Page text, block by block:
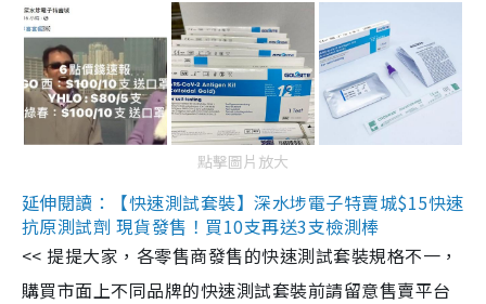
點擊圖片放大
延伸閱讀：【快速測試套裝】深水埗電子特賣城$15快速
抗原測試劑 現貨發售！買10支再送3支檢測棒
<< 提提大家，各零售商發售的快速測試套裝規格不一，
購買市面上不同品牌的快速測試套裝前請留意售賣平台